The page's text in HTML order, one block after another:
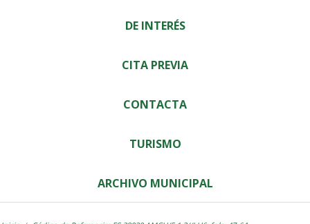
DE INTERÉS
CITA PREVIA
CONTACTA
TURISMO
ARCHIVO MUNICIPAL